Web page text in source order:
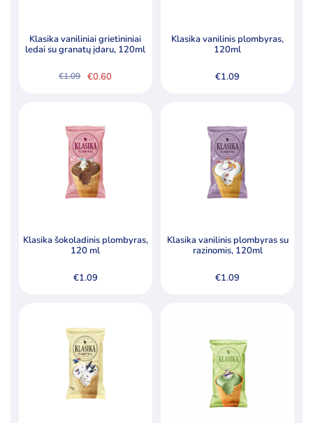
Specialūs pasiūlymai
Naujiena
Klasika vaniliniai grietininiai
ledai su granatų įdaru, 120ml
€1.09
Original
€1.09.
€0.60
Current
€0.60.
Klasika vanilinis plombyras,
120ml
€1.09
Klasika šokoladinis plombyras,
120 ml
€1.09
Klasika vanilinis plombyras su
razinomis, 120ml
€1.09